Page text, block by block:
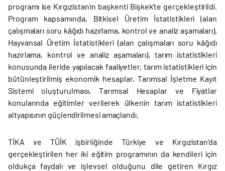
programı ise Kırgızistan’ın başkenti Bişkek’te gerçekleştirildi.
Program kapsamında, Bitkisel Üretim İstatistikleri (alan
çalışmaları soru kâğıdı hazırlama, kontrol ve analiz aşamaları),
Hayvansal Üretim İstatistikleri (alan çalışmaları soru kâğıdı
hazırlama, kontrol ve analiz aşamaları), tarım istatistikleri
konusunda ileride yapılacak faaliyetler, tarım istatistikleri için
bütünleştirilmiş ekonomik hesaplar, Tarımsal İşletme Kayıt
Sistemi oluşturulması, Tarımsal Hesaplar ve Fiyatlar
konularında eğitimler verilerek ülkenin tarım istatistikleri
altyapısının güçlendirilmesi amaçlandı.
TİKA ve TÜİK işbirliğinde Türkiye ve Kırgızistan’da
gerçekleştirilen her iki eğitim programının da kendileri için
oldukça faydalı ve işlevsel olduğunu dile getiren Kırgız